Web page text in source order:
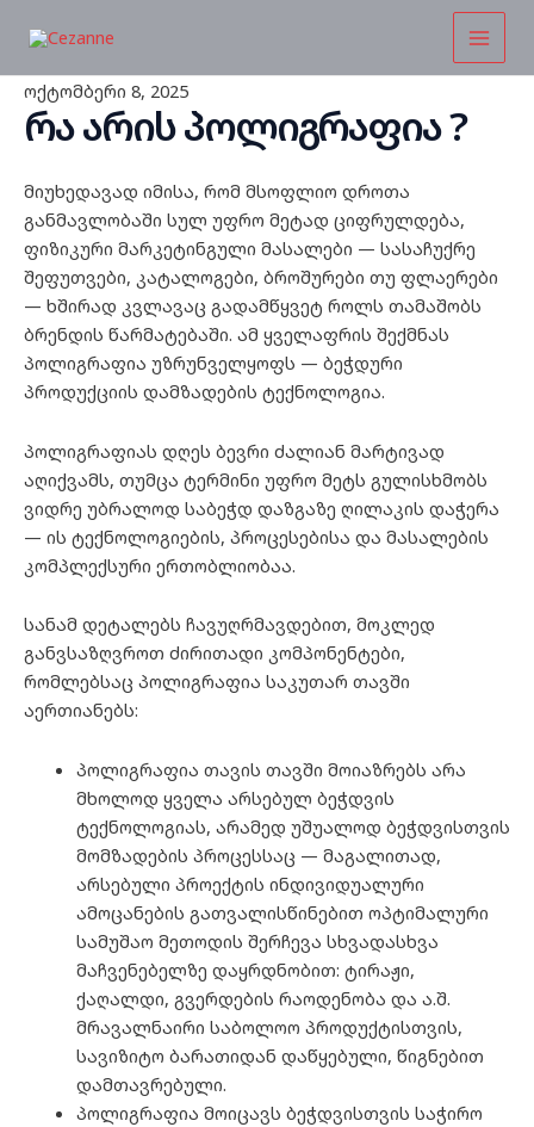
content
Main
Menu
ოქტომბერი 8, 2025
რა არის პოლიგრაფია ?
მიუხედავად იმისა, რომ მსოფლიო დროთა
განმავლობაში სულ უფრო მეტად ციფრულდება,
ფიზიკური მარკეტინგული მასალები — სასაჩუქრე
შეფუთვები, კატალოგები, ბროშურები თუ ფლაერები
— ხშირად კვლავაც გადამწყვეტ როლს თამაშობს
ბრენდის წარმატებაში. ამ ყველაფრის შექმნას
პოლიგრაფია უზრუნველყოფს — ბეჭდური
პროდუქციის დამზადების ტექნოლოგია.
პოლიგრაფიას დღეს ბევრი ძალიან მარტივად
აღიქვამს, თუმცა ტერმინი უფრო მეტს გულისხმობს
ვიდრე უბრალოდ საბეჭდ დაზგაზე ღილაკის დაჭერა
— ის ტექნოლოგიების, პროცესებისა და მასალების
კომპლექსური ერთობლიობაა.
სანამ დეტალებს ჩავუღრმავდებით, მოკლედ
განვსაზღვროთ ძირითადი კომპონენტები,
რომლებსაც პოლიგრაფია საკუთარ თავში
აერთიანებს:
პოლიგრაფია თავის თავში მოიაზრებს არა
მხოლოდ ყველა არსებულ ბეჭდვის
ტექნოლოგიას, არამედ უშუალოდ ბეჭდვისთვის
მომზადების პროცესსაც — მაგალითად,
არსებული პროექტის ინდივიდუალური
ამოცანების გათვალისწინებით ოპტიმალური
სამუშაო მეთოდის შერჩევა სხვადასხვა
მაჩვენებელზე დაყრდნობით: ტირაჟი,
ქაღალდი, გვერდების რაოდენობა და ა.შ.
მრავალნაირი საბოლოო პროდუქტისთვის,
სავიზიტო ბარათიდან დაწყებული, წიგნებით
დამთავრებული.
პოლიგრაფია მოიცავს ბეჭდვისთვის საჭირო